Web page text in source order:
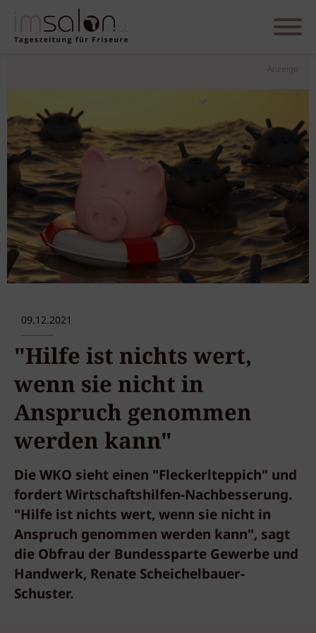
Anzeige
09.12.2021
"Hilfe ist nichts wert,
wenn sie nicht in
Anspruch genommen
werden kann"
Die WKO sieht einen "Fleckerlteppich" und
fordert Wirtschaftshilfen-Nachbesserung.
"Hilfe ist nichts wert, wenn sie nicht in
Anspruch genommen werden kann", sagt
die Obfrau der Bundessparte Gewerbe und
Handwerk, Renate Scheichelbauer-
Schuster.